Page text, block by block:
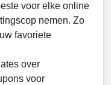
voor elke online
nemen. Zo
favoriete
over
voor